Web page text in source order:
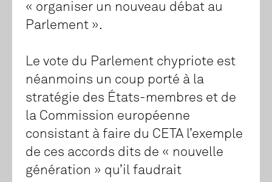
« organiser un nouveau débat au
Parlement ».
Le vote du Parlement chypriote est
néanmoins un coup porté à la
stratégie des États-membres et de
la Commission européenne
consistant à faire du CETA l’exemple
de ces accords dits de « nouvelle
génération » qu’il faudrait